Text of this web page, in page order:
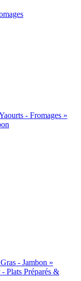
- Fromages »
- Jambon »
Plats Préparés &